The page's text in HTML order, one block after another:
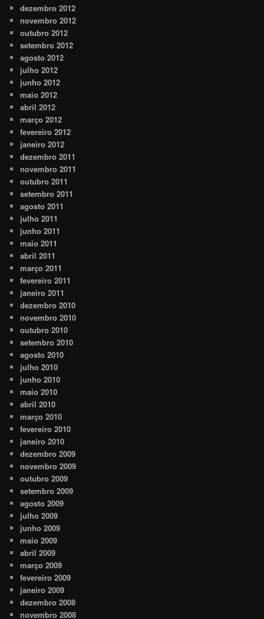
dezembro 2012
novembro 2012
outubro 2012
setembro 2012
agosto 2012
julho 2012
junho 2012
maio 2012
abril 2012
março 2012
fevereiro 2012
janeiro 2012
dezembro 2011
novembro 2011
outubro 2011
setembro 2011
agosto 2011
julho 2011
junho 2011
maio 2011
abril 2011
março 2011
fevereiro 2011
janeiro 2011
dezembro 2010
novembro 2010
outubro 2010
setembro 2010
agosto 2010
julho 2010
junho 2010
maio 2010
abril 2010
março 2010
fevereiro 2010
janeiro 2010
dezembro 2009
novembro 2009
outubro 2009
setembro 2009
agosto 2009
julho 2009
junho 2009
maio 2009
abril 2009
março 2009
fevereiro 2009
janeiro 2009
dezembro 2008
novembro 2008